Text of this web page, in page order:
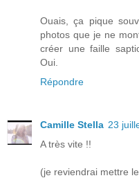
Ouais, ça pique
photos que je ne
créer une faille
Oui.
Répondre
Camille Stella 23
A très vite !!
(je reviendrai mettre